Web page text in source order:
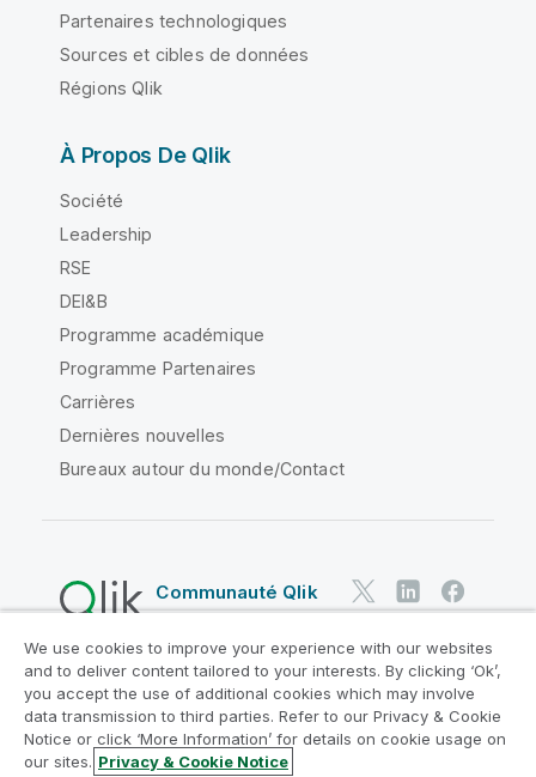
Partenaires technologiques
Sources et cibles de données
Régions Qlik
À Propos De Qlik
Société
Leadership
RSE
DEI&B
Programme académique
Programme Partenaires
Carrières
Dernières nouvelles
Bureaux autour du monde/Contact
Communauté Qlik
Contrats juridiques
Conditions d'utilisation des produits
Legal Policies
Conditions légales
Conditions d'utilisation
Marques
We use cookies to improve your experience with our websites
and to deliver content tailored to your interests. By clicking ‘Ok’,
you accept the use of additional cookies which may involve
data transmission to third parties. Refer to our Privacy & Cookie
Notice or click ‘More Information’ for details on cookie usage on
our sites. Privacy & Cookie Notice